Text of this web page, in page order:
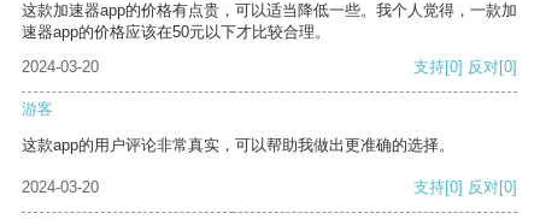
这款加速器app的价格有点贵，可以适当降低一些。我个人觉得，一款加
速器app的价格应该在50元以下才比较合理。
2024-03-20
支持[0] 反对[0]
游客
这款app的用户评论非常真实，可以帮助我做出更准确的选择。
2024-03-20 支持[0] 反对[0]